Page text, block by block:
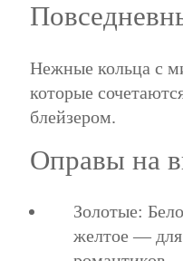
Нежные кольца с
которые
блейзером.
Оправы на
Золотые:
желтое —